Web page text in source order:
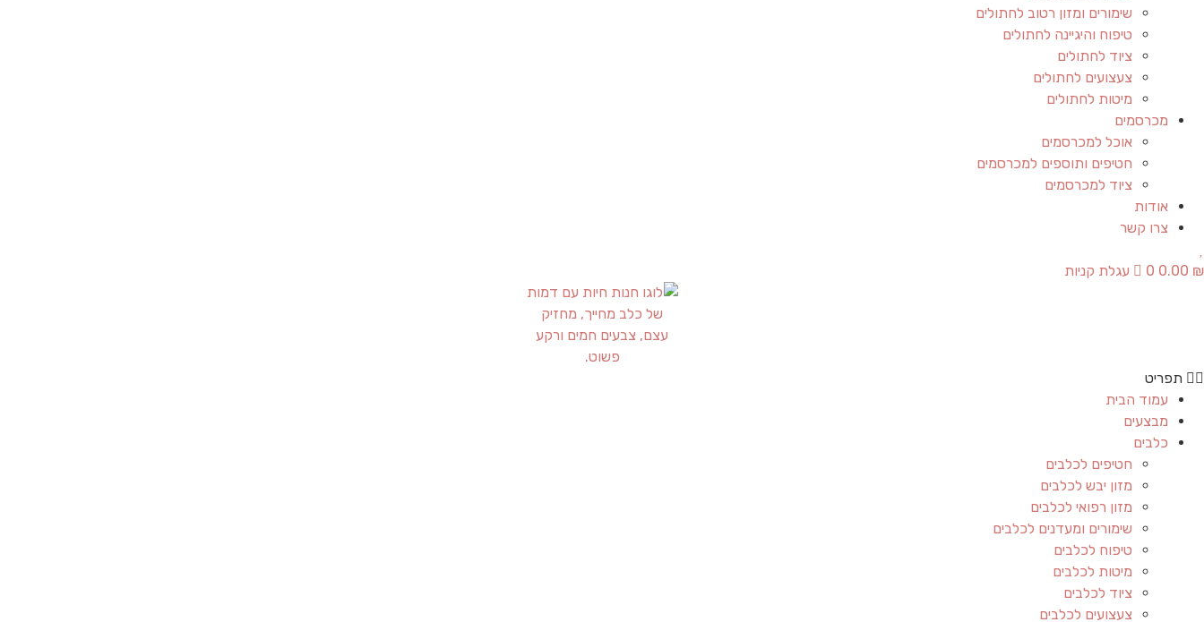
שימורים ומזון רטוב לחתולים
טיפוח והיגיינה לחתולים
ציוד לחתולים
צעצועים לחתולים
מיטות לחתולים
מכרסמים
אוכל למכרסמים
חטיפים ותוספים למכרסמים
ציוד למכרסמים
אודות
צרו קשר
0.00 ₪
0 עגלת קניות
תפריט
עמוד הבית
מבצעים
כלבים
חטיפים לכלבים
מזון יבש לכלבים
מזון רפואי לכלבים
שימורים ומעדנים לכלבים
טיפוח לכלבים
מיטות לכלבים
ציוד לכלבים
צעצועים לכלבים